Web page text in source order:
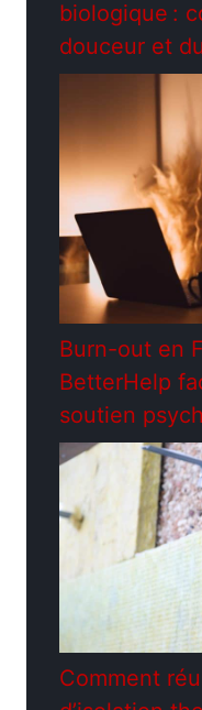
biologique :
douceur et
Burn-out en
BetterHelp
soutien
Comment